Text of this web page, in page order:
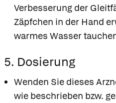
Verbesserung der
Zäpfchen in der Hand
warmes Wasser
5. Dosierung
Wenden Sie dieses
wie beschrieben bzw.